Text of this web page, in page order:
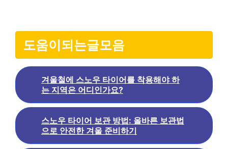
도움이되는글모음
겨울철에 스노우 타이어를 착용해야 하
는 지역은 어디인가요?
스노우 타이어 보관 방법: 올바른 보관법
으로 안전한 겨울 준비하기